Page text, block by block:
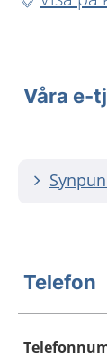
Våra e-
Telefon